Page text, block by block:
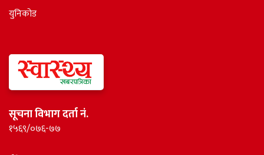
युनिकोड
सूचना विभाग दर्ता नं.
१५६९/०७६-७७